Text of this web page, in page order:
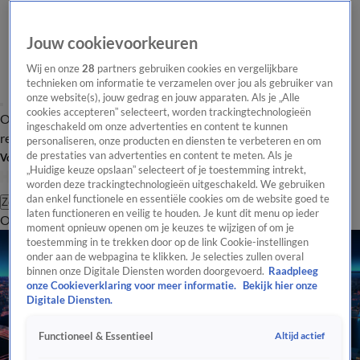
Overzicht Laatste nieuws Regionieuws Het beste van Hart
Tip de
redactie
Volg Hart van Nederland
Zoeken
OverzichtRegioUitzendingenWeerTip de redactiePanelVideo's
Jouw cookievoorkeuren
Wij en onze28 partners gebruiken cookies en vergelijkbare
technieken om informatie te verzamelen over jou als gebruiker van
onze website(s), jouw gedrag en jouw apparaten. Als je „Alle
cookies accepteren” selecteert, worden trackingtechnologieën
ingeschakeld om onze advertenties en content te kunnen
personaliseren, onze producten en diensten te verbeteren en om
de prestaties van advertenties en content te meten. Als je
„Huidige keuze opslaan” selecteert of je toestemming intrekt,
worden deze trackingtechnologieën uitgeschakeld. We gebruiken
dan enkel functionele en essentiële cookies om de website goed te
laten functioneren en veilig te houden. Je kunt dit menu op ieder
moment opnieuw openen om je keuzes te wijzigen of om je
toestemming in te trekken door op de link Cookie-instellingen
onder aan de webpagina te klikken. Je selecties zullen overal
binnen onze Digitale Diensten worden doorgevoerd. Raadpleeg
onze Cookieverklaring voor meer informatie.
Bekijk hier onze
Digitale Diensten.
Functioneel & Essentieel Altijd actief